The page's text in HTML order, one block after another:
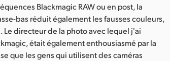
Blackmagic RAW ou en post, la
bas réduit également les fausses couleurs,
directeur de la photo avec lequel j'ai
était également enthousiasmé par la
que les gens qui utilisent des caméras